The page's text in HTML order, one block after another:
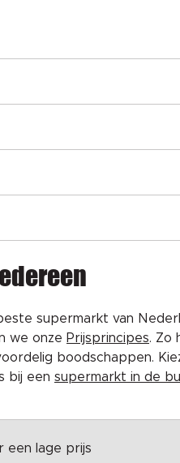
supermarkt van
we onze Prijsprincipes. Zo
boodschappen.
bij een supermarkt in de
een lage prijs